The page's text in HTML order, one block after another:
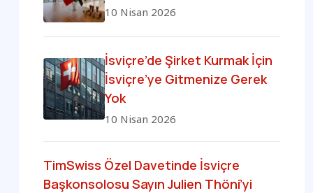
10 Nisan 2026
İsviçre’de Şirket Kurmak İçin
İsviçre’ye Gitmenize Gerek
Yok
10 Nisan 2026
TimSwiss Özel Davetinde İsviçre
Başkonsolosu Sayın Julien Thöni’yi